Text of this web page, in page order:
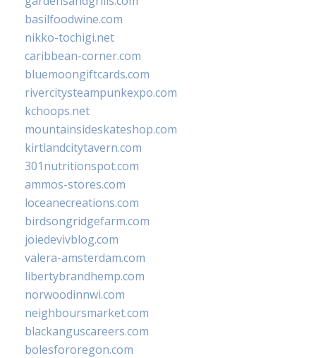
basilfoodwine.com
nikko-tochigi.net
caribbean-corner.com
bluemoongiftcards.com
rivercitysteampunkexpo.com
kchoops.net
mountainsideskateshop.com
kirtlandcitytavern.com
301nutritionspot.com
ammos-stores.com
loceanecreations.com
birdsongridgefarm.com
joiedevivblog.com
valera-amsterdam.com
libertybrandhemp.com
norwoodinnwi.com
neighboursmarket.com
blackanguscareers.com
bolesfororegon.com